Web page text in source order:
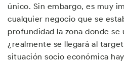
único. Sin embargo, es muy
cualquier negocio que se
profundidad la zona donde se
¿realmente se llegará al
situación socio económica